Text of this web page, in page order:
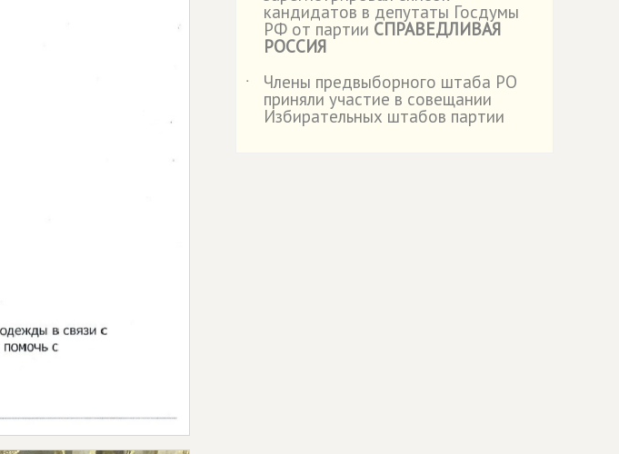
кандидатов в депутаты Госдумы
РФ от партии СПРАВЕДЛИВАЯ
РОССИЯ
˙
Члены предвыборного штаба РО
приняли участие в совещании
Избирательных штабов партии